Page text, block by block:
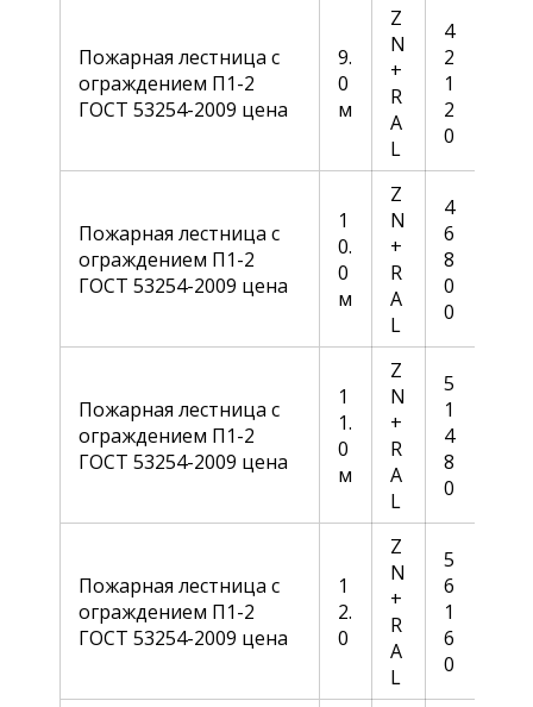
Пожарная лестница с
ограждением П1-2
ГОСТ 53254-2009 цена
9.
0
м
Z
N
+
R
A
L
4
2
1
2
0
Пожарная лестница с
ограждением П1-2
ГОСТ 53254-2009 цена
1
0.
0
м
Z
N
+
R
A
L
4
6
8
0
0
Пожарная лестница с
ограждением П1-2
ГОСТ 53254-2009 цена
1
1.
0
м
Z
N
+
R
A
L
5
1
4
8
0
Пожарная лестница с
ограждением П1-2
ГОСТ 53254-2009 цена
1
2.
0
Z
N
+
R
A
L
5
6
1
6
0